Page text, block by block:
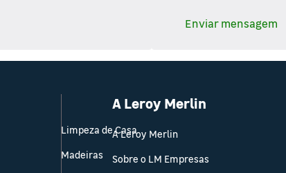
Enviar mensagem
Limpeza de Casa
Madeiras
A Leroy Merlin
A Leroy Merlin
Sobre o LM Empresas